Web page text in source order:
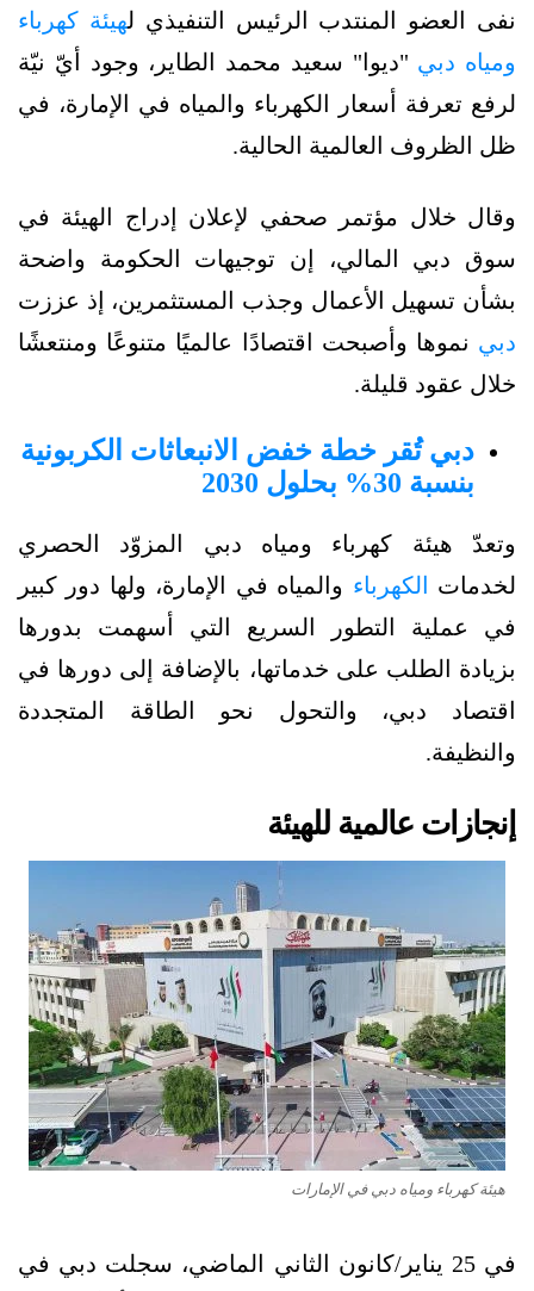
نفى العضو المنتدب الرئيس التنفيذي لهيئة كهرباء
ومياه دبي "ديوا" سعيد محمد الطاير، وجود أيّ نيّة
لرفع تعرفة أسعار الكهرباء والمياه في الإمارة، في
ظل الظروف العالمية الحالية.
وقال خلال مؤتمر صحفي لإعلان إدراج الهيئة في
سوق دبي المالي، إن توجيهات الحكومة واضحة
بشأن تسهيل الأعمال وجذب المستثمرين، إذ عززت
دبي نموها وأصبحت اقتصادًا عالميًا متنوعًا ومنتعشًا
خلال عقود قليلة.
دبي تُقر خطة خفض الانبعاثات الكربونية
بنسبة 30% بحلول 2030
وتعدّ هيئة كهرباء ومياه دبي المزوّد الحصري
لخدمات الكهرباء والمياه في الإمارة، ولها دور كبير
في عملية التطور السريع التي أسهمت بدورها
بزيادة الطلب على خدماتها، بالإضافة إلى دورها في
اقتصاد دبي، والتحول نحو الطاقة المتجددة
والنظيفة.
إنجازات عالمية للهيئة
هيئة كهرباء ومياه دبي في الإمارات
في 25 يناير/كانون الثاني الماضي، سجلت دبي في